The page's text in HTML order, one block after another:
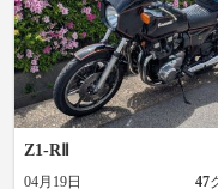
Z1-RⅡ
04月19日 47